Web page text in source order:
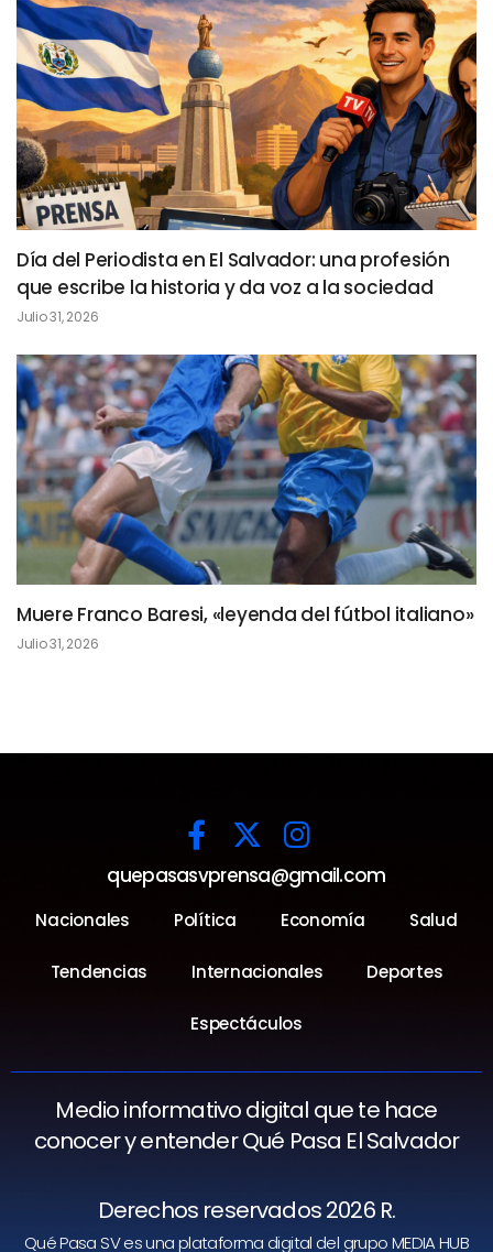
Día del Periodista en El Salvador: una profesión
que escribe la historia y da voz a la sociedad
Julio 31, 2026
Muere Franco Baresi, «leyenda del fútbol italiano»
Julio 31, 2026
quepasasvprensa@gmail.com
Nacionales Política Economía Salud
Tendencias Internacionales Deportes
Espectáculos
Medio informativo digital que te hace
conocer y entender Qué Pasa El Salvador
Derechos reservados 2026 R.
Qué Pasa SV es una plataforma digital del grupo MEDIA HUB